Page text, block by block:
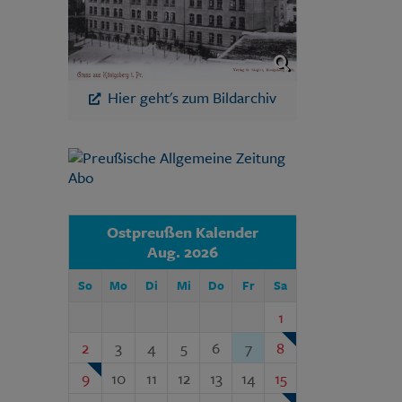
Hier geht's zum Bildarchiv
Ostpreußen Kalender
Aug. 2026
So Mo Di Mi Do Fr Sa
1
2
3 4 5 6 7
8
9
10 11 12 13 14
15